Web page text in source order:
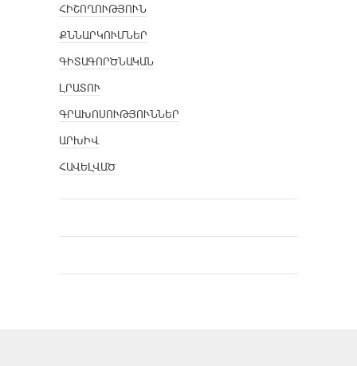
ՀԻՇՈՂՈՒԹՅՈՒՆ
ՔՆՆԱՐԿՈՒՄՆԵՐ
ԳԻՏԱԳՈՐԾՆԱԿԱՆ
ԼՐԱՏՈՒ
ԳՐԱԽՈՍՈՒԹՅՈՒՆՆԵՐ
ԱՐԽԻՎ
ՀԱՎԵԼՎԱԾ